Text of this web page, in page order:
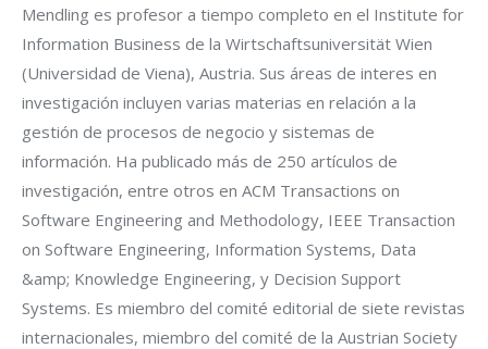
Mendling es profesor a tiempo completo en el Institute for
Information Business de la Wirtschaftsuniversität Wien
(Universidad de Viena), Austria. Sus áreas de interes en
investigación incluyen varias materias en relación a la
gestión de procesos de negocio y sistemas de
información. Ha publicado más de 250 artículos de
investigación, entre otros en ACM Transactions on
Software Engineering and Methodology, IEEE Transaction
on Software Engineering, Information Systems, Data
&amp; Knowledge Engineering, y Decision Support
Systems. Es miembro del comité editorial de siete revistas
internacionales, miembro del comité de la Austrian Society